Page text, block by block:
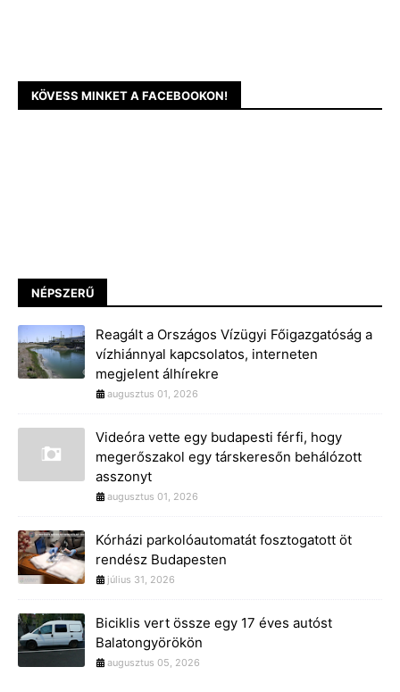
KÖVESS MINKET A FACEBOOKON!
NÉPSZERŰ
Reagált a Országos Vízügyi Főigazgatóság a
vízhiánnyal kapcsolatos, interneten
megjelent álhírekre
augusztus 01, 2026
Videóra vette egy budapesti férfi, hogy
megerőszakol egy társkeresőn behálózott
asszonyt
augusztus 01, 2026
Kórházi parkolóautomatát fosztogatott öt
rendész Budapesten
július 31, 2026
Biciklis vert össze egy 17 éves autóst
Balatongyörökön
augusztus 05, 2026